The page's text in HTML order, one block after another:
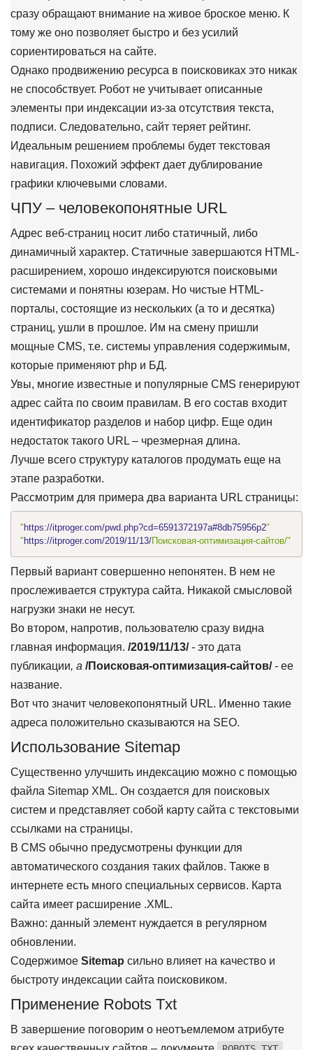
сразу обращают внимание на живое броское меню. К
тому же оно позволяет быстро и без усилий
сориентироваться на сайте.
Однако продвижению ресурса в поисковиках это никак
не способствует. Робот не учитывает описанные
элементы при индексации из-за отсутствия текста,
подписи. Следовательно, сайт теряет рейтинг.
Идеальным решением проблемы будет текстовая
навигация. Похожий эффект дает дублирование
графики ключевыми словами.
ЧПУ – человекопонятные URL
Адрес веб-страниц носит либо статичный, либо
динамичный характер. Статичные завершаются HTML-
расширением, хорошо индексируются поисковыми
системами и понятны юзерам. Но чистые HTML-
порталы, состоящие из нескольких (а то и десятка)
страниц, ушли в прошлое. Им на смену пришли
мощные CMS, т.е. системы управления содержимым,
которые применяют php и БД.
Увы, многие известные и популярные CMS генерируют
адрес сайта по своим правилам. В его состав входит
идентификатор разделов и набор цифр. Еще один
недостаток такого URL – чрезмерная длина.
Лучше всего структуру каталогов продумать еще на
этапе разработки.
Рассмотрим для примера два варианта URL страницы:
" https://itproger.com/pwd.php?cd=6591372197a#8db75956p2"
" https://itproger.com/2019/11/13/Поисковая-оптимизация-сайтов/"
Первый вариант совершенно непонятен. В нем не
прослеживается структура сайта. Никакой смысловой
нагрузки знаки не несут.
Во втором, напротив, пользователю сразу видна
главная информация. /2019/11/13/ - это дата
публикации, а /Поисковая-оптимизация-сайтов/ - ее
название.
Вот что значит человекопонятный URL. Именно такие
адреса положительно сказываются на SEO.
Использование Sitemap
Существенно улучшить индексацию можно с помощью
файла Sitemap XML. Он создается для поисковых
систем и представляет собой карту сайта с текстовыми
ссылками на страницы.
В CMS обычно предусмотрены функции для
автоматического создания таких файлов. Также в
интернете есть много специальных сервисов. Карта
сайта имеет расширение .XML.
Важно: данный элемент нуждается в регулярном
обновлении.
Содержимое Sitemap сильно влияет на качество и
быстроту индексации сайта поисковиком.
Применение Robots Txt
В завершение поговорим о неотъемлемом атрибуте